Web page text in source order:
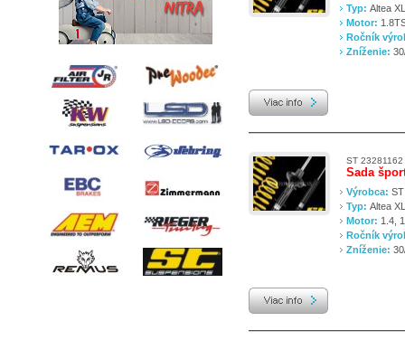
Typ: Altea
Motor:
Ročník
Zníženie:
ST 23281162
Sada
Výrobca:
Typ: Altea
Motor: 1.4,
Ročník
Zníženie: